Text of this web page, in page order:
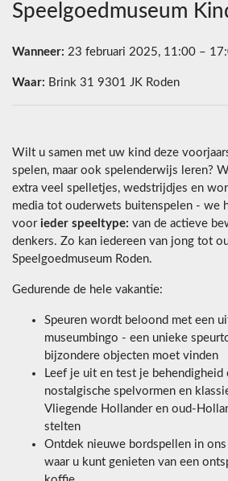
Speelgoedmuseum
Wanneer: 23 februari 2025, 11:00 –
Waar: Brink 31 9301 JK Roden
Wilt u samen met uw kind deze
spelen, maar ook spelenderwijs leren?
extra veel spelletjes, wedstrijdjes en
media tot ouderwets buitenspelen - we
voor ieder speeltype: van de actieve
denkers. Zo kan iedereen van jong tot
Speelgoedmuseum Roden.
Gedurende de hele vakantie:
Speuren wordt beloond met een
museumbingo - een unieke
bijzondere objecten moet vinden
Leef je uit en test je
nostalgische spelvormen en
Vliegende Hollander en oud-
stelten
Ontdek nieuwe bordspellen in
waar u kunt genieten van een